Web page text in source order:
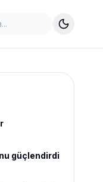
güçlendirdi